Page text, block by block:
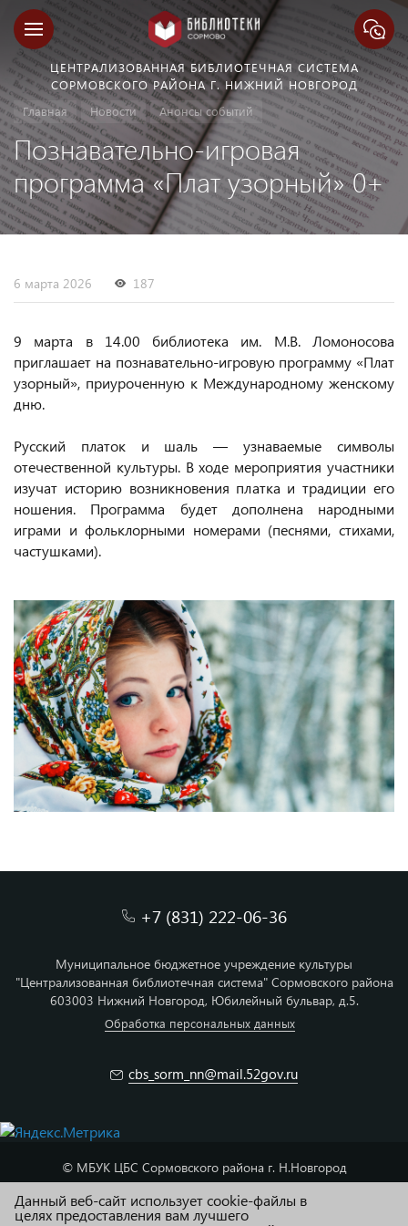
ЦЕНТРАЛИЗОВАННАЯ БИБЛИОТЕЧНАЯ СИСТЕМА
СОРМОВСКОГО РАЙОНА Г. НИЖНИЙ НОВГОРОД
Главная
Новости Анонсы событий
Познавательно-игровая
программа «Плат узорный» 0+
6 марта 2026 187
9 марта в 14.00 библиотека им. М.В. Ломоносова
приглашает на познавательно-игровую программу «Плат
узорный», приуроченную к Международному женскому
дню.
Русский платок и шаль — узнаваемые символы
отечественной культуры. В ходе мероприятия участники
изучат историю возникновения платка и традиции его
ношения. Программа будет дополнена народными
играми и фольклорными номерами (песнями, стихами,
частушками).
+7 (831) 222-06-36
Муниципальное бюджетное учреждение культуры
"Централизованная библиотечная система" Сормовского района
603003 Нижний Новгород, Юбилейный бульвар, д.5.
Обработка персональных данных
cbs_sorm_nn@mail.52gov.ru
© МБУК ЦБС Сормовского района г. Н.Новгород
Карта сайта
Данный веб-сайт использует cookie-файлы в
целях предоставления вам лучшего